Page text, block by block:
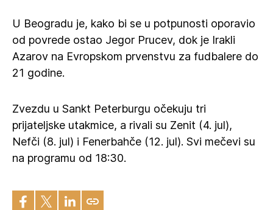
U Beogradu je, kako bi se u potpunosti oporavio
od povrede ostao Jegor Prucev, dok je Irakli
Azarov na Evropskom prvenstvu za fudbalere do
21 godine.
Zvezdu u Sankt Peterburgu očekuju tri
prijateljske utakmice, a rivali su Zenit (4. jul),
Nefči (8. jul) i Fenerbahče (12. jul). Svi mečevi su
na programu od 18:30.